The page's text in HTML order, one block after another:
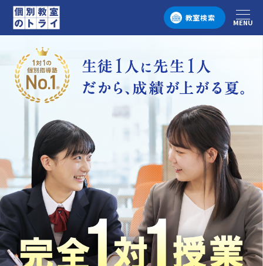
教室検索
メニュー
MENU
個別教室のトライ 1対1の個別